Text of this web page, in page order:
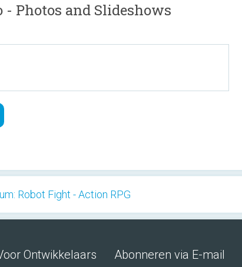
- Photos and Slideshows
Robot Fight - Action RPG
Ontwikkelaars Abonneren via E-mail